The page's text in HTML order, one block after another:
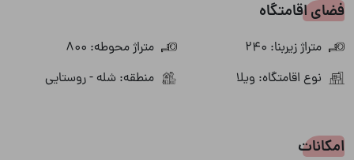
فضای اقامتگاه
متراژ زیربنا: 240
متراژ محوطه: 800
نوع اقامتگاه: ویلا
منطقه: شله - روستایی
امکانات